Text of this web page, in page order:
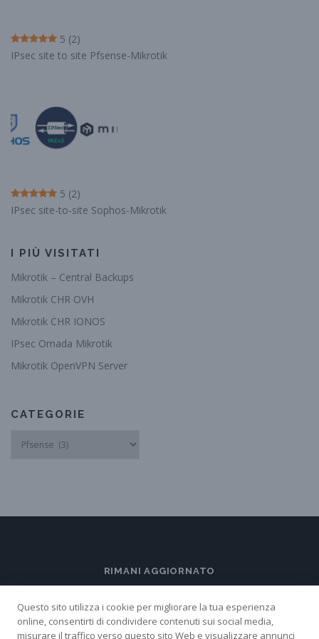
5 (2)
IPsec site to site Pfsense-Mikrotik
5 (2)
IPsec site-to-site Sophos-Mikrotik
I PIÙ VISITATI
Mikrotik – Central Backups
Mikrotik CHR OVH
Mikrotik CHR IONOS
IPsec Omada Mikrotik
Mikrotik OpenVPN Server
CATEGORIE
RIMANI AGGIORNATO
Questo sito utilizza i cookie per migliorare la tua esperienza
online, consentirti di condividere contenuti sui social media,
misurare il traffico verso questo sito Web e visualizzare annunci